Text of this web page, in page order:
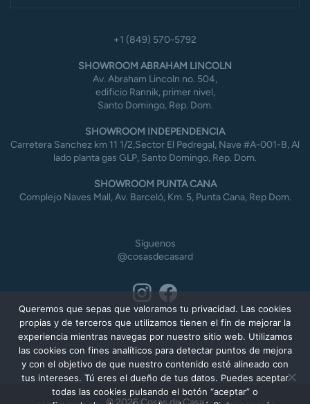
+1 (849) 570-5792
SHOWROOM ABRAHAM LINCOLN
Av. Abraham Lincoln no. 504,
edificio Rannik, primer nivel,
Santo Domingo, Rep. Dom.
SHOWROOM INDEPENDENCIA
Carretera Sanchez km 11 1/2,Sector El Pedregal, Nave #A-001-B, Al
lado planta gas GLP, Santo Domingo, Rep. Dom.
SHOWROOM PUNTA CANA
Complejo Naves Mall, Av. Barceló, Km. 5, Punta Cana, Rep Dom.
Síguenos
@cosasdecasard
Queremos que sepas que valoramos tu privacidad. Las cookies
propias y de terceros que utilizamos tienen el fin de mejorar la
experiencia mientras navegas por nuestro sitio web. Utilizamos
las cookies con fines analíticos para detectar puntos de mejora
y con el objetivo de que nuestro contenido esté alineado con
tus intereses. Tú eres el dueño de tus datos. Puedes aceptar
todas las cookies pulsando el botón “aceptar” o